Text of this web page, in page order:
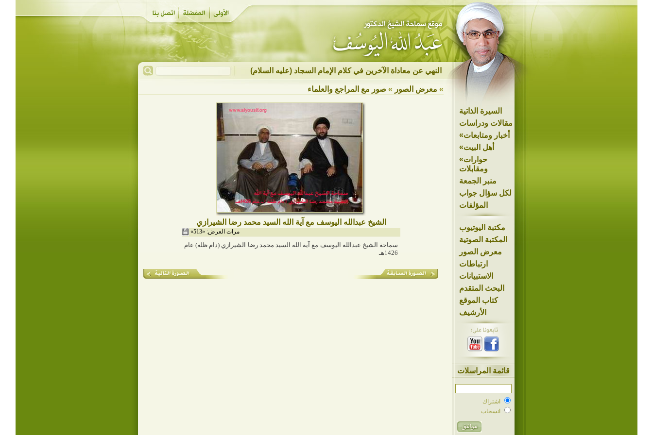
النهي عن معاداة الآخرين في كلام الإمام السجاد (عليه السلام)
السيرة الذاتية
مقالات ودراسات
»أخبار ومتابعات
»أهل البيت
»حوارات
ومقابلات
منبر الجمعة
لكل سؤال جواب
المؤلفات
مكتبة اليوتيوب
المكتبة الصوتية
معرض الصور
ارتباطات
الاستبيانات
البحث المتقدم
كتاب الموقع
الأرشيف
قائمة المراسلات
اشتراك
انسحاب
» معرض الصور » صور مع المراجع والعلماء
الشيخ عبدالله اليوسف مع آية الله السيد محمد رضا الشيرازي
مرات العرض: «513»
سماحة الشيخ عبدالله اليوسف مع آية الله السيد محمد رضا الشيرازي (دام ظله) عام
1426هـ